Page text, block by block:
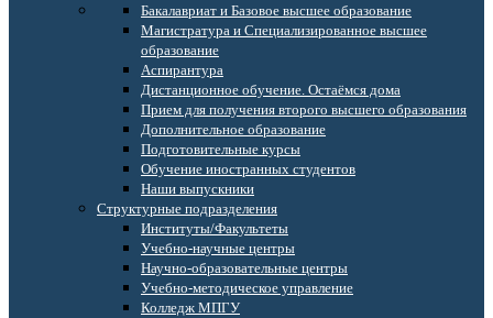
Бакалавриат и Базовое высшее образование
Магистратура и Специализированное высшее
образование
Аспирантура
Дистанционное обучение. Остаёмся дома
Прием для получения второго высшего образования
Дополнительное образование
Подготовительные курсы
Обучение иностранных студентов
Наши выпускники
Структурные подразделения
Институты/Факультеты
Учебно-научные центры
Научно-образовательные центры
Учебно-методическое управление
Колледж МПГУ